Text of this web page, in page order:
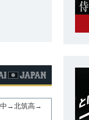
中→北筑高→